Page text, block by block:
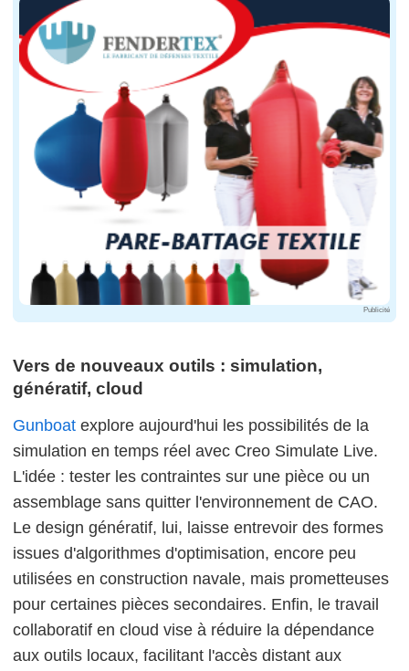
Publicité
Vers de nouveaux outils : simulation,
génératif, cloud
Gunboat explore aujourd'hui les possibilités de la
simulation en temps réel avec Creo Simulate Live.
L'idée : tester les contraintes sur une pièce ou un
assemblage sans quitter l'environnement de CAO.
Le design génératif, lui, laisse entrevoir des formes
issues d'algorithmes d'optimisation, encore peu
utilisées en construction navale, mais prometteuses
pour certaines pièces secondaires. Enfin, le travail
collaboratif en cloud vise à réduire la dépendance
aux outils locaux, facilitant l'accès distant aux